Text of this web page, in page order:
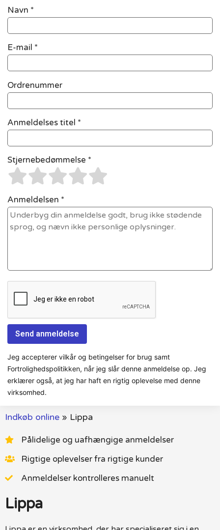
Navn *
E-mail *
Ordrenummer
Anmeldelses titel *
Stjernebedømmelse *
Anmeldelsen *
Jeg accepterer vilkår og betingelser for brug samt
Fortrolighedspolitikken, når jeg slår denne anmeldelse op. Jeg
erklærer også, at jeg har haft en rigtig oplevelse med denne
virksomhed.
Indkøb online » Lippa
Pålidelige og uafhængige anmeldelser
Rigtige oplevelser fra rigtige kunder
Anmeldelser kontrolleres manuelt
Lippa